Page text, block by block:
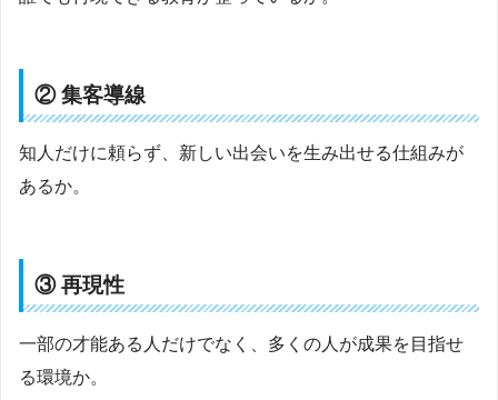
② 集客導線
知人だけに頼らず、新しい出会いを生み出せる仕組みが
あるか。
③ 再現性
一部の才能ある人だけでなく、多くの人が成果を目指せ
る環境か。